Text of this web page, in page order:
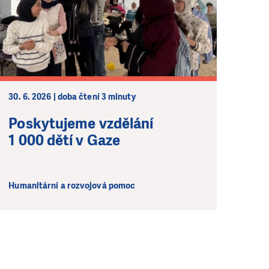
30. 6. 2026 | doba čtení 3 minuty
Poskytujeme vzdělání
1 000 dětí v Gaze
Humanitární a rozvojová pomoc